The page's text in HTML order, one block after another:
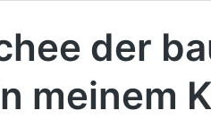
der
meinem